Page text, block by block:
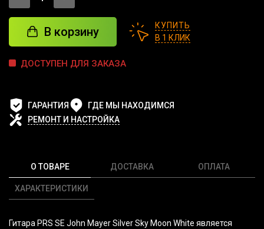
В корзину
КУПИТЬ
В 1 КЛИК
ДОСТУПЕН ДЛЯ ЗАКАЗА
ГАРАНТИЯ
ГДЕ МЫ НАХОДИМСЯ
РЕМОНТ И НАСТРОЙКА
О ТОВАРЕ
ХАРАКТЕРИСТИКИ
ДОСТАВКА ОПЛАТА
Гитара PRS SE John Mayer Silver Sky Moon White является